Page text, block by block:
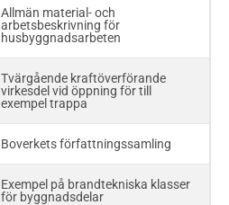
Allmän material- och
arbetsbeskrivning för
husbyggnadsarbeten
Tvärgående kraftöverförande
virkesdel vid öppning för till
exempel trappa
Boverkets författningssamling
Exempel på brandtekniska klasser
för byggnadsdelar